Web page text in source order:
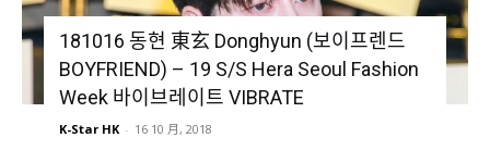
181016 동현 東玄 Donghyun (보이프렌드
BOYFRIEND) – 19 S/S Hera Seoul Fashion
Week 바이브레이트 VIBRATE
K-Star HK - 16 10 月, 2018